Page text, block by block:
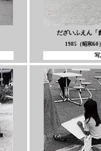
だざいふえん「
1985（昭和